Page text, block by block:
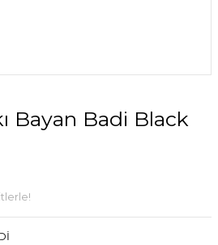
Bayan Badi Black